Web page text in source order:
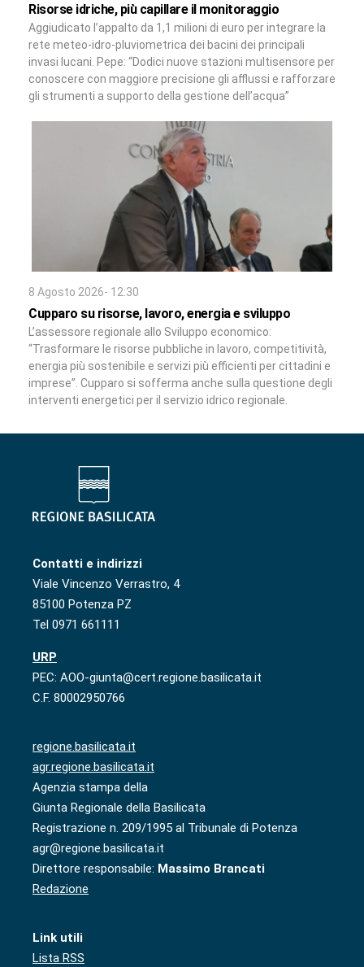
Risorse idriche, più capillare il monitoraggio
Aggiudicato l’appalto da 1,1 milioni di euro per integrare la
rete meteo-idro-pluviometrica dei bacini dei principali
invasi lucani. Pepe: “Dodici nuove stazioni multisensore per
conoscere con maggiore precisione gli afflussi e rafforzare
gli strumenti a supporto della gestione dell’acqua”
8 Agosto 2026- 12:30
Cupparo su risorse, lavoro, energia e sviluppo
L’assessore regionale allo Sviluppo economico:
“Trasformare le risorse pubbliche in lavoro, competitività,
energia più sostenibile e servizi più efficienti per cittadini e
imprese”. Cupparo si sofferma anche sulla questione degli
interventi energetici per il servizio idrico regionale.
Contatti e indirizzi
Viale Vincenzo Verrastro, 4
85100 Potenza PZ
Tel 0971 661111
URP
PEC: AOO-giunta@cert.regione.basilicata.it
C.F. 80002950766
regione.basilicata.it
agr.regione.basilicata.it
Agenzia stampa della
Giunta Regionale della Basilicata
Registrazione n. 209/1995 al Tribunale di Potenza
agr@regione.basilicata.it
Direttore responsabile: Massimo Brancati
Redazione
Link utili
Lista RSS